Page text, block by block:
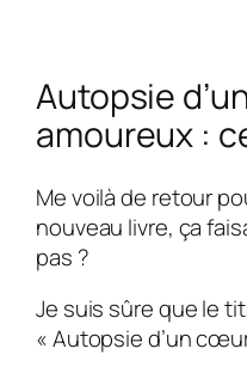
Autopsie
amoureux :
Me voilà de retour
nouveau livre, ça
pas ?
Je suis sûre que le
«Autopsie d’un